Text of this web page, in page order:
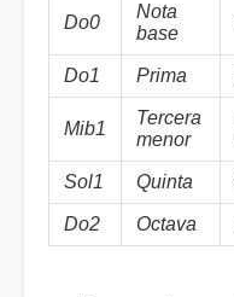
Do0
Nota
base
Do1 Prima
Mib1
Tercera
menor
Sol1 Quinta
Do2 Octava